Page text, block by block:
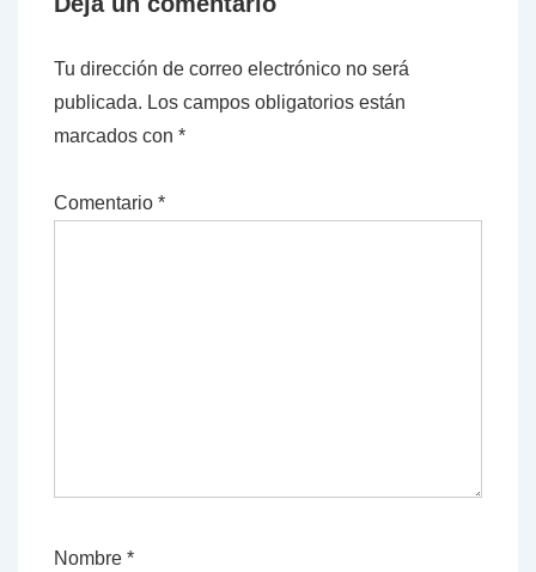
Tu dirección de correo electrónico no será
publicada. Los campos obligatorios están
marcados con *
Comentario *
Nombre *